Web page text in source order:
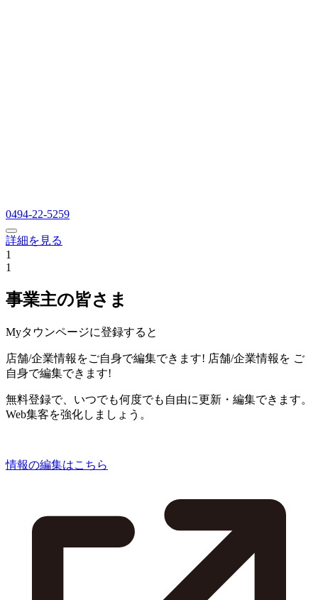
0494-22-5259
詳細を見る
1
1
事業主の皆さま
Myタウンページに登録すると
店舗/企業情報をご自身で編集できます! 店舗/企業情報を ご
自身で編集できます!
無料登録で、いつでも何度でも自由に更新・編集できます。
Web集客を強化しましょう。
情報の編集はこちら